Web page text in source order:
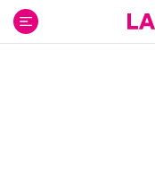
contenido